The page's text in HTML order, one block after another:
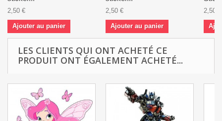
2,50 €
Ajouter au panier
2,50 €
Ajouter au panier
2,50 €
LES CLIENTS QUI ONT ACHETÉ CE
PRODUIT ONT ÉGALEMENT ACHETÉ...